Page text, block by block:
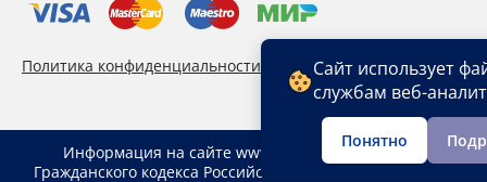
Политика конфиденциальности Пользовательское
Информация на сайте www. krd.ropesystems.ru не
Гражданского кодекса Российской Федерации.
Сайт использует
службам веб-
Понятно